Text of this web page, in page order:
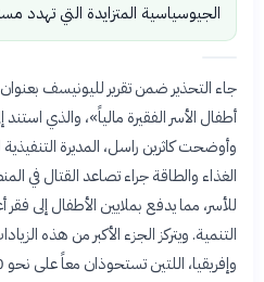
الجيوسياسية المتزايدة التي تهدد
جاء التحذير ضمن تقرير لليونيسف
وأوضحت كاثرين راسل، المديرة
الغذاء والطاقة جراء تصاعد القتال في
للأسر، مما يدفع بملايين الأطفال إلى
التنمية. ويتركز الجزء الأكبر من هذه
وإفريقيا، اللتين تستحوذان معاً على نحو 80% من الإجمالي.